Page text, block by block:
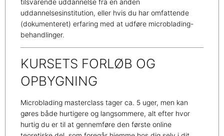
tilsvarende uddannelse fra en anden
uddannelsesinstitution, eller hvis du har omfattende
(dokumenteret) erfaring med at udføre microblading-
behandlinger.
KURSETS FORLØB OG
OPBYGNING
Microblading masterclass tager ca. 5 uger, men kan
gøres både hurtigere og langsommere, alt efter hvor
hurtig du er til at gennemføre den første online